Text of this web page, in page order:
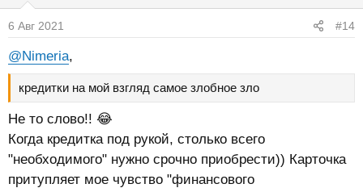
6 Авг 2021 #14
@Nimeria,
кредитки на мой взгляд самое злобное зло
Не то слово!! 😂
Когда кредитка под рукой, столько всего
"необходимого" нужно срочно приобрести)) Карточка
притупляет мое чувство "финансового